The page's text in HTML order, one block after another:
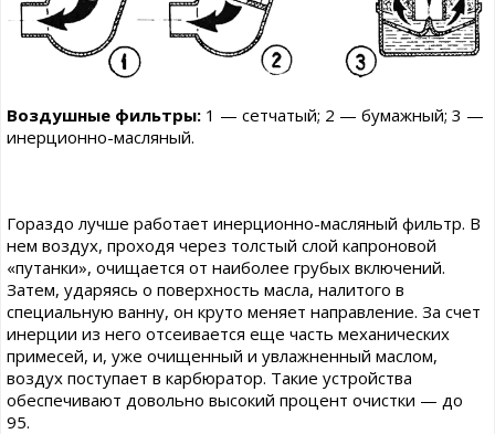
Воздушные фильтры: 1 — сетчатый; 2 — бумажный; 3 —
инерционно-масляный.
Гораздо лучше работает инерционно-масляный фильтр. В
нем воздух, проходя через толстый слой капроновой
«путанки», очищается от наиболее грубых включений.
Затем, ударяясь о поверхность масла, налитого в
специальную ванну, он круто меняет направление. За счет
инерции из него отсеивается еще часть механических
примесей, и, уже очищенный и увлажненный маслом,
воздух поступает в карбюратор. Такие устройства
обеспечивают довольно высокий процент очистки — до
95.